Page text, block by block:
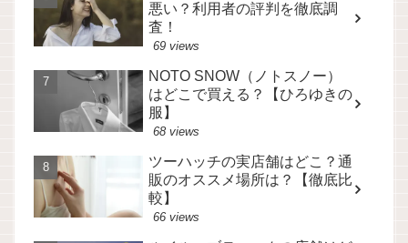
悪い？利用者の評判を徹底調
査！
69 views
NOTO SNOW（ノトスノー）
はどこで買える？【ひろゆきの
服】
68 views
ツーハッチの実店舗はどこ？通
販のオススメ場所は？【徹底比
較】
66 views